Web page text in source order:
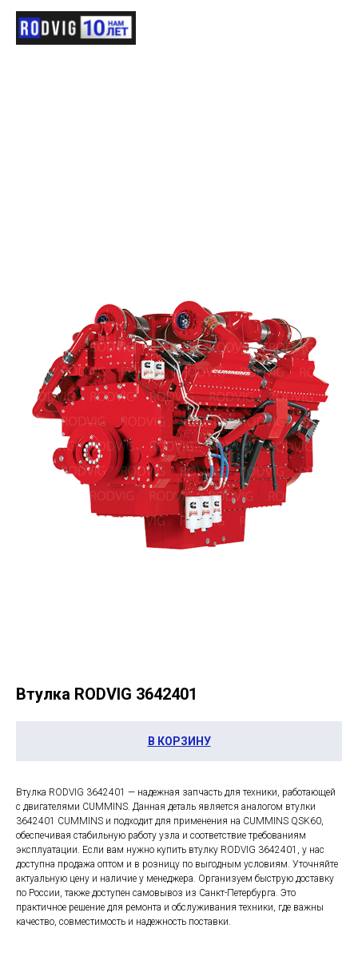
Втулка RODVIG 3642401
В КОРЗИНУ
Втулка RODVIG 3642401 — надежная запчасть для техники, работающей
с двигателями CUMMINS. Данная деталь является аналогом втулки
3642401 CUMMINS и подходит для применения на CUMMINS QSK60,
обеспечивая стабильную работу узла и соответствие требованиям
эксплуатации. Если вам нужно купить втулку RODVIG 3642401, у нас
доступна продажа оптом и в розницу по выгодным условиям. Уточняйте
актуальную цену и наличие у менеджера. Организуем быструю доставку
по России, также доступен самовывоз из Санкт-Петербурга. Это
практичное решение для ремонта и обслуживания техники, где важны
качество, совместимость и надежность поставки.